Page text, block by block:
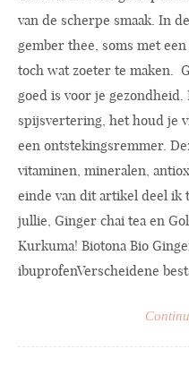
van de scherpe smaak. In
gember thee, soms met
toch wat zoeter te maken.
goed is voor je gezondheid.
spijsvertering, het houd je
een ontstekingsremmer.
vitaminen, mineralen,
einde van dit artikel deel ik
jullie, Ginger chai tea en
Kurkuma! Biotona Bio
ibuprofenVerscheidene